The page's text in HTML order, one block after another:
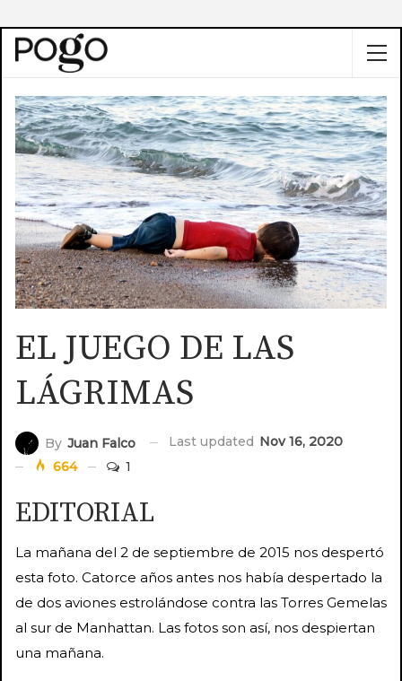
EL JUEGO DE LAS
LÁGRIMAS
By Juan Falco Last updated Nov 16, 2020
664
1
EDITORIAL
La mañana del 2 de septiembre de 2015 nos despertó
esta foto. Catorce años antes nos había despertado la
de dos aviones estrolándose contra las Torres Gemelas
al sur de Manhattan. Las fotos son así, nos despiertan
una mañana.